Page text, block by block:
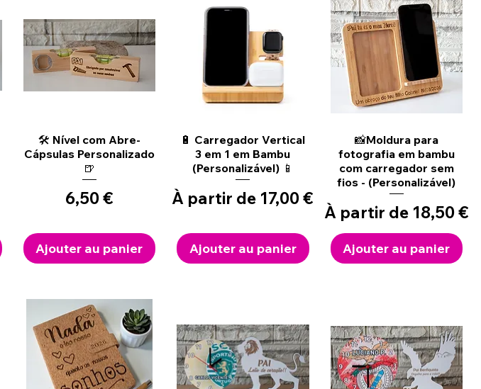
Aperçu rapide
🛠️ Nível com Abre-
Cápsulas Personalizado
🍺
Prix
6,50 €
Ajouter au panier
Aperçu rapide
🔋 Carregador Vertical
3 em 1 em Bambu
(Personalizável) 📱
À partir de 17,00 €
Prix promotionnel
Ajouter au panier
Aperçu rapide
📸Moldura para
fotografia em bambu
com carregador sem
fios - (Personalizável)
À partir de 18,50 €
Prix promotionnel
Ajouter au panier